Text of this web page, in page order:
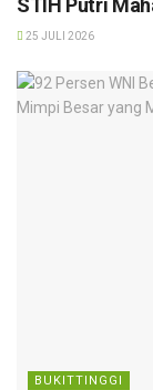
25 JULI 2026
BUKITTINGGI